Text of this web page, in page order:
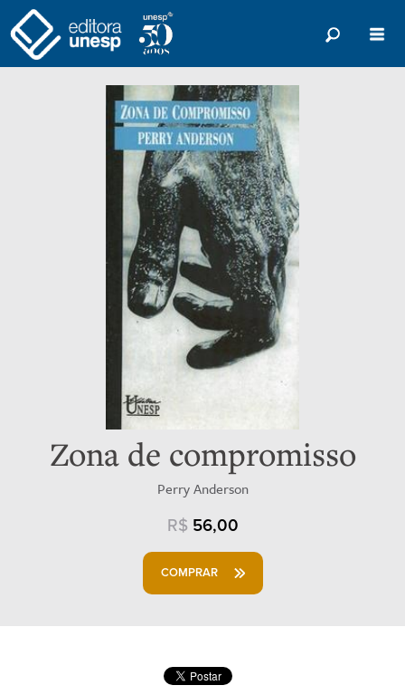
Zona de compromisso
Perry Anderson
R$ 56,00
COMPRAR